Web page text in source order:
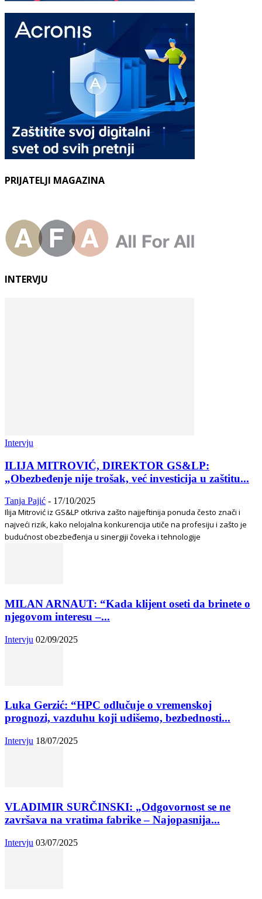
PRIJATELJI MAGAZINA
INTERVJU
Intervju
ILIJA MITROVIĆ, DIREKTOR GS&LP:
„Obezbeđenje nije trošak, već investicija u zaštitu...
Tanja Pajić - 17/10/2025
Ilija Mitrović iz GS&LP otkriva zašto najjeftinija ponuda često znači i
najveći rizik, kako nelojalna konkurencija utiče na profesiju i zašto je
budućnost obezbeđenja u sinergiji čoveka i tehnologije
MILAN ARNAUT: “Kada klijent oseti da brinete o
njegovom interesu –...
Intervju 02/09/2025
Luka Gerzić: “HPC odlučuje o vremenskoj
prognozi, vazduhu koji udišemo, bezbednosti...
Intervju 18/07/2025
VLADIMIR SURČINSKI: „Odgovornost se ne
završava na vratima fabrike – Najopasnija...
Intervju 03/07/2025